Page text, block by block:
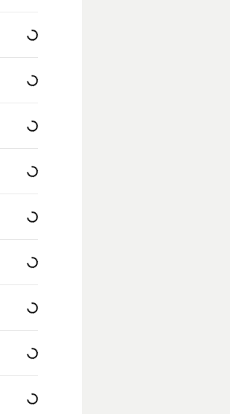
Loading...
Loading...
Loading...
Loading...
Loading...
Loading...
Loading...
Loading...
Loading...